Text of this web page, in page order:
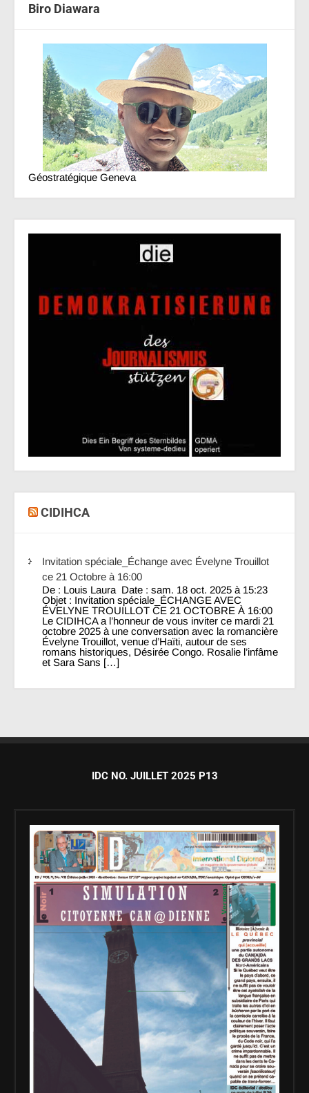
Biro Diawara
Géostratégique Geneva
CIDIHCA
Invitation spéciale_Échange avec Évelyne Trouillot
ce 21 Octobre à 16:00
De : Louis Laura Date : sam. 18 oct. 2025 à 15:23
Objet : Invitation spéciale_ÉCHANGE AVEC
ÉVELYNE TROUILLOT CE 21 OCTOBRE À 16:00
Le CIDIHCA a l’honneur de vous inviter ce mardi 21
octobre 2025 à une conversation avec la romancière
Évelyne Trouillot, venue d’Haïti, autour de ses
romans historiques, Désirée Congo. Rosalie l’infâme
et Sara Sans […]
IDC NO. JUILLET 2025 P13